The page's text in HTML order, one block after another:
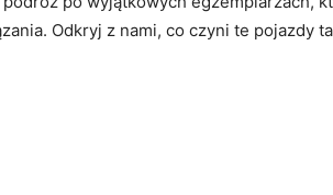
Odkryj z nami, co czyni te pojazdy